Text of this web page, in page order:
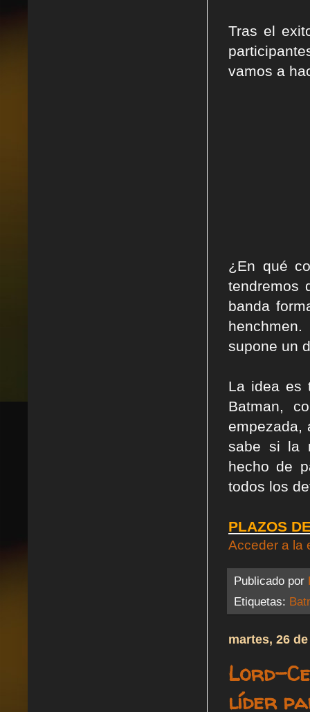
Tras el
vamos a
¿En qué
tendremos
banda
supone un
La idea es
Batman,
empezada,
sabe si la
hecho de
todos los
PLAZOS
Acceder a la
Publicado por
Etiquetas:
martes, 26
Lord-
líder